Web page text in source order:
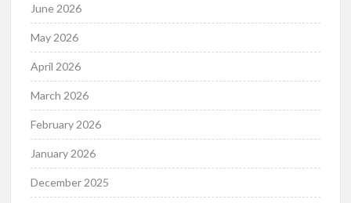
June 2026
May 2026
April 2026
March 2026
February 2026
January 2026
December 2025